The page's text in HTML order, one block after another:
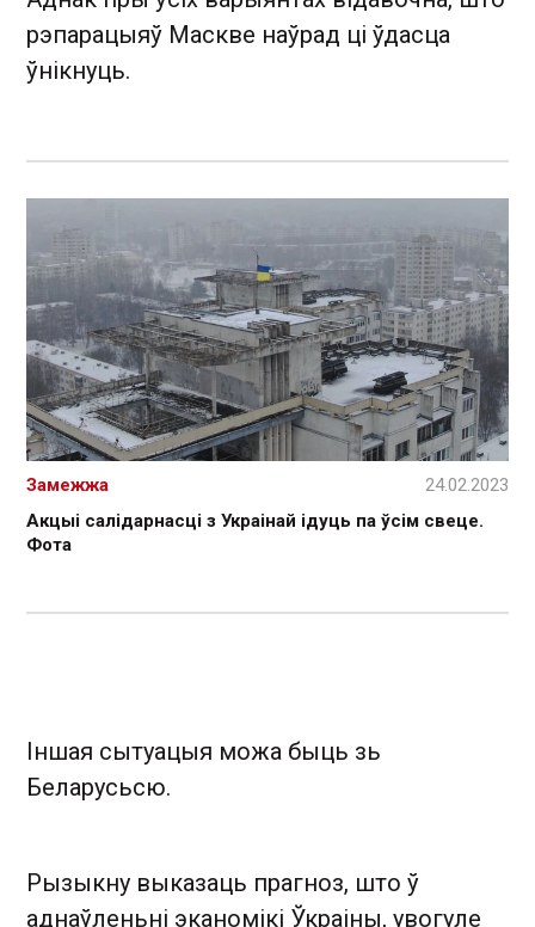
рэпарацыяў Маскве наўрад ці ўдасца
ўнікнуць.
Акцыі салідарнасці з Украінай ідуць па ўсім свеце.
Фота
Замежжа 24.02.2023
Іншая сытуацыя можа быць зь
Беларусьсю.
Рызыкну выказаць прагноз, што ў
аднаўленьні эканомікі Ўкраіны, увогуле